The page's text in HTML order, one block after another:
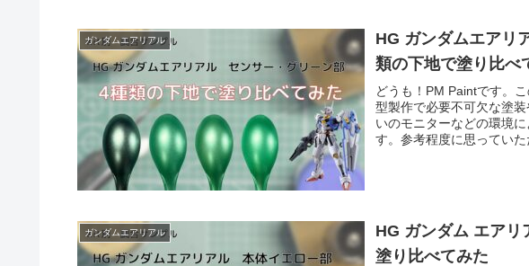
ガンダムエアリアル
HG ガンダムエアリ
類の下地で塗り比べ
どうも！PM Paintです。
型製作で必要不可欠な塗
いのモニターなどの環境
す。参考程度に思ってい
ガンダムエアリアル
HG ガンダム エアリアル イエロー部を4種類
塗り比べてみた